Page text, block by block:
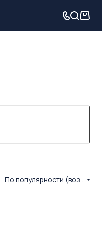
По популярности (возрастание)